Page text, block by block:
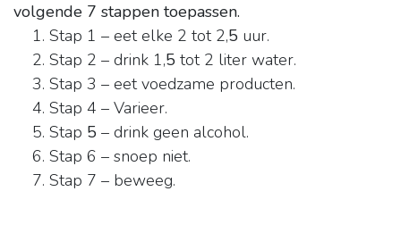
volgende 7 stappen toepassen.
Stap 1 – eet elke 2 tot 2,5 uur.
Stap 2 – drink 1,5 tot 2 liter water.
Stap 3 – eet voedzame producten.
Stap 4 – Varieer.
Stap 5 – drink geen alcohol.
Stap 6 – snoep niet.
Stap 7 – beweeg.